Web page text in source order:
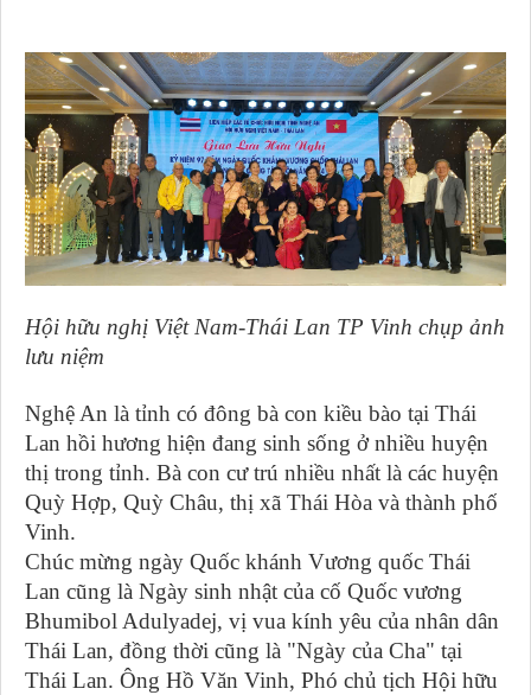
Hội hữu nghị Việt Nam-Thái Lan TP Vinh chụp ảnh
lưu niệm
Nghệ An là tỉnh có đông bà con kiều bào tại Thái
Lan hồi hương hiện đang sinh sống ở nhiều huyện
thị trong tỉnh. Bà con cư trú nhiều nhất là các huyện
Quỳ Hợp, Quỳ Châu, thị xã Thái Hòa và thành phố
Vinh.
Chúc mừng ngày Quốc khánh Vương quốc Thái
Lan cũng là Ngày sinh nhật của cố Quốc vương
Bhumibol Adulyadej, vị vua kính yêu của nhân dân
Thái Lan, đồng thời cũng là "Ngày của Cha" tại
Thái Lan. Ông Hồ Văn Vinh, Phó chủ tịch Hội hữu